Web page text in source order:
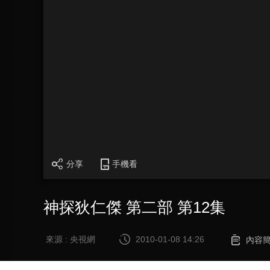
分享 手機看
神探狄仁傑 第二部 第12集
來源 : 央視網 2010-01-08 14:26 內容